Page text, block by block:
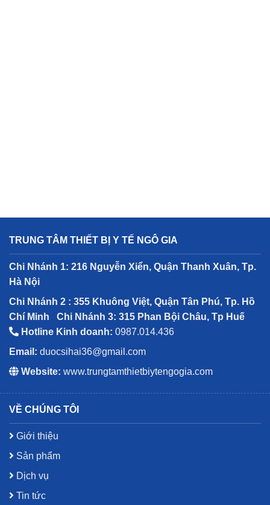
TRUNG TÂM THIẾT BỊ Y TẾ NGÔ GIA
Chi Nhánh 1: 216 Nguyễn Xiển, Quận Thanh Xuân, Tp.
Hà Nội
Chi Nhánh 2 : 355 Khuông Việt, Quận Tân Phú, Tp. Hồ
Chí Minh
Chi Nhánh 3: 315 Phan Bội Châu, Tp Huế
Hotline Kinh doanh: 0987.014.436
Email: duocsihai36@gmail.com
Website: www.trungtamthietbiytengogia.com
VỀ CHÚNG TÔI
Giới thiệu
Sản phẩm
Dịch vụ
Tin tức